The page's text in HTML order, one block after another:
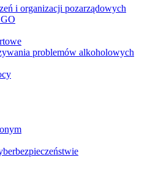
i organizacji pozarządowych
problemów alkoholowych